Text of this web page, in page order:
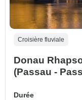
Croisière fluviale
Donau
(Passau -
Durée